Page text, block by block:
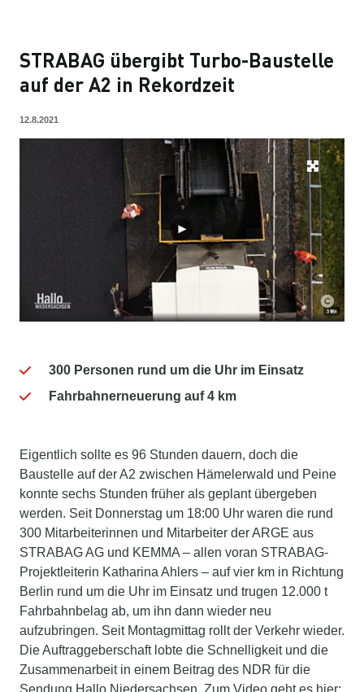
STRABAG übergibt Turbo-Baustelle
auf der A2 in Rekordzeit
12.8.2021
300 Personen rund um die Uhr im Einsatz
Fahrbahnerneuerung auf 4 km
Eigentlich sollte es 96 Stunden dauern, doch die
Baustelle auf der A2 zwischen Hämelerwald und Peine
konnte sechs Stunden früher als geplant übergeben
werden. Seit Donnerstag um 18:00 Uhr waren die rund
300 Mitarbeiterinnen und Mitarbeiter der ARGE aus
STRABAG AG und KEMMA – allen voran STRABAG-
Projektleiterin Katharina Ahlers – auf vier km in Richtung
Berlin rund um die Uhr im Einsatz und trugen 12.000 t
Fahrbahnbelag ab, um ihn dann wieder neu
aufzubringen. Seit Montagmittag rollt der Verkehr wieder.
Die Auftraggeberschaft lobte die Schnelligkeit und die
Zusammenarbeit in einem Beitrag des NDR für die
Sendung Hallo Niedersachsen. Zum Video geht es hier: